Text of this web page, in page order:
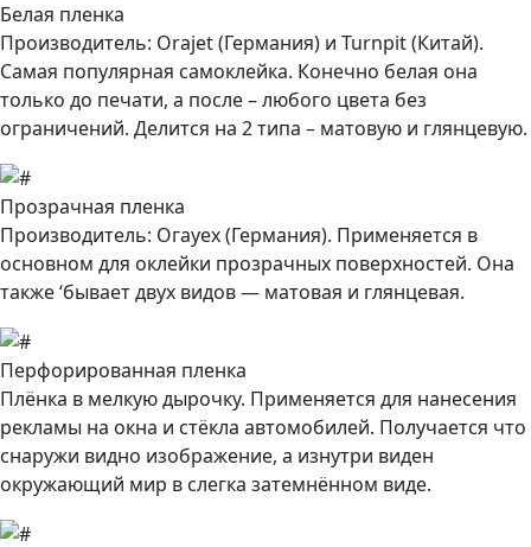
Белая пленка
Производитель: Orajet (Германия) и Turnpit (Китай).
Самая популярная самоклейка. Конечно белая она
только до печати, а после – любого цвета без
ограничений. Делится на 2 типа – матовую и глянцевую.
Прозрачная пленка
Производитель: Огауех (Германия). Применяется в
основном для оклейки прозрачных поверхностей. Она
также ‘бывает двух видов — матовая и глянцевая.
Перфорированная пленка
Плёнка в мелкую дырочку. Применяется для нанесения
рекламы на окна и стёкла автомобилей. Получается что
снаружи видно изображение, а изнутри виден
окружающий мир в слегка затемнённом виде.